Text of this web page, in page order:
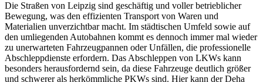
Die Straßen von Leipzig sind geschäftig und voller betrieblicher
Bewegung, was den effizienten Transport von Waren und
Materialien unverzichtbar macht. Im städtischen Umfeld sowie auf
den umliegenden Autobahnen kommt es dennoch immer mal wieder
zu unerwarteten Fahrzeugpannen oder Unfällen, die professionelle
Abschleppdienste erfordern. Das Abschleppen von LKWs kann
besonders herausfordernd sein, da diese Fahrzeuge deutlich größer
und schwerer als herkömmliche PKWs sind. Hier kann der Deha